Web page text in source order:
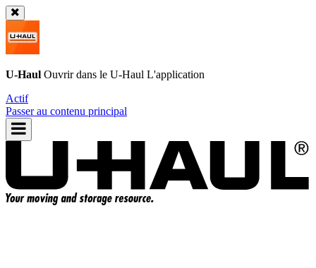
U-Haul Ouvrir dans le U-Haul L'application
Actif
Passer au contenu principal